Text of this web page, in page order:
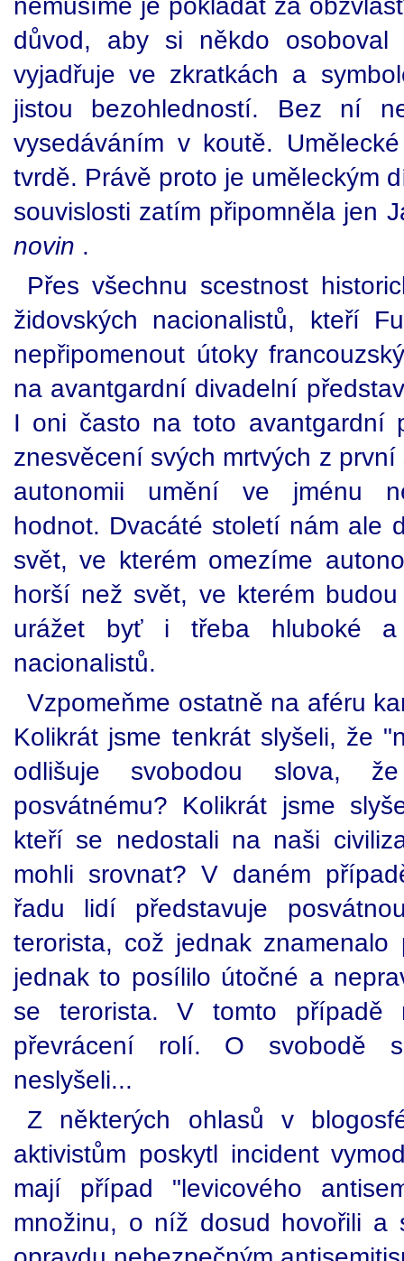
důvod, aby si někdo
vyjadřuje ve zkratkách a
jistou bezohledností. Bez ní
vysedáváním v koutě.
tvrdě. Právě proto je uměleckým
souvislosti zatím připomněla jen
novin .
Přes všechnu scestnost
židovských nacionalistů, kteří
nepřipomenout útoky
na avantgardní divadelní
I oni často na toto avantgardní
znesvěcení svých mrtvých z
autonomii umění ve jménu
hodnot. Dvacáté století nám ale
svět, ve kterém omezíme
horší než svět, ve kterém
urážet byť i třeba hluboké a
nacionalistů.
Vzpomeňme ostatně na aféru
Kolikrát jsme tenkrát slyšeli, že
odlišuje svobodou slova,
posvátnému? Kolikrát jsme
kteří se nedostali na naši
mohli srovnat? V daném
řadu lidí představuje
terorista, což jednak
jednak to posílilo útočné a
se terorista. V tomto
převrácení rolí. O svobodě
neslyšeli...
Z některých ohlasů v
aktivistům poskytl incident
mají případ "levicového
množinu, o níž dosud hovořili a